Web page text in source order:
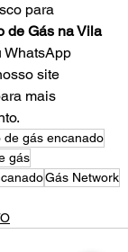
para
de Gás na Vila
site
mais
de gás encanado
gás
Gás Network